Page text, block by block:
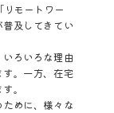
モートワー
及してきてい
ろいろな理由
。一方、在宅
。
めに、様々な